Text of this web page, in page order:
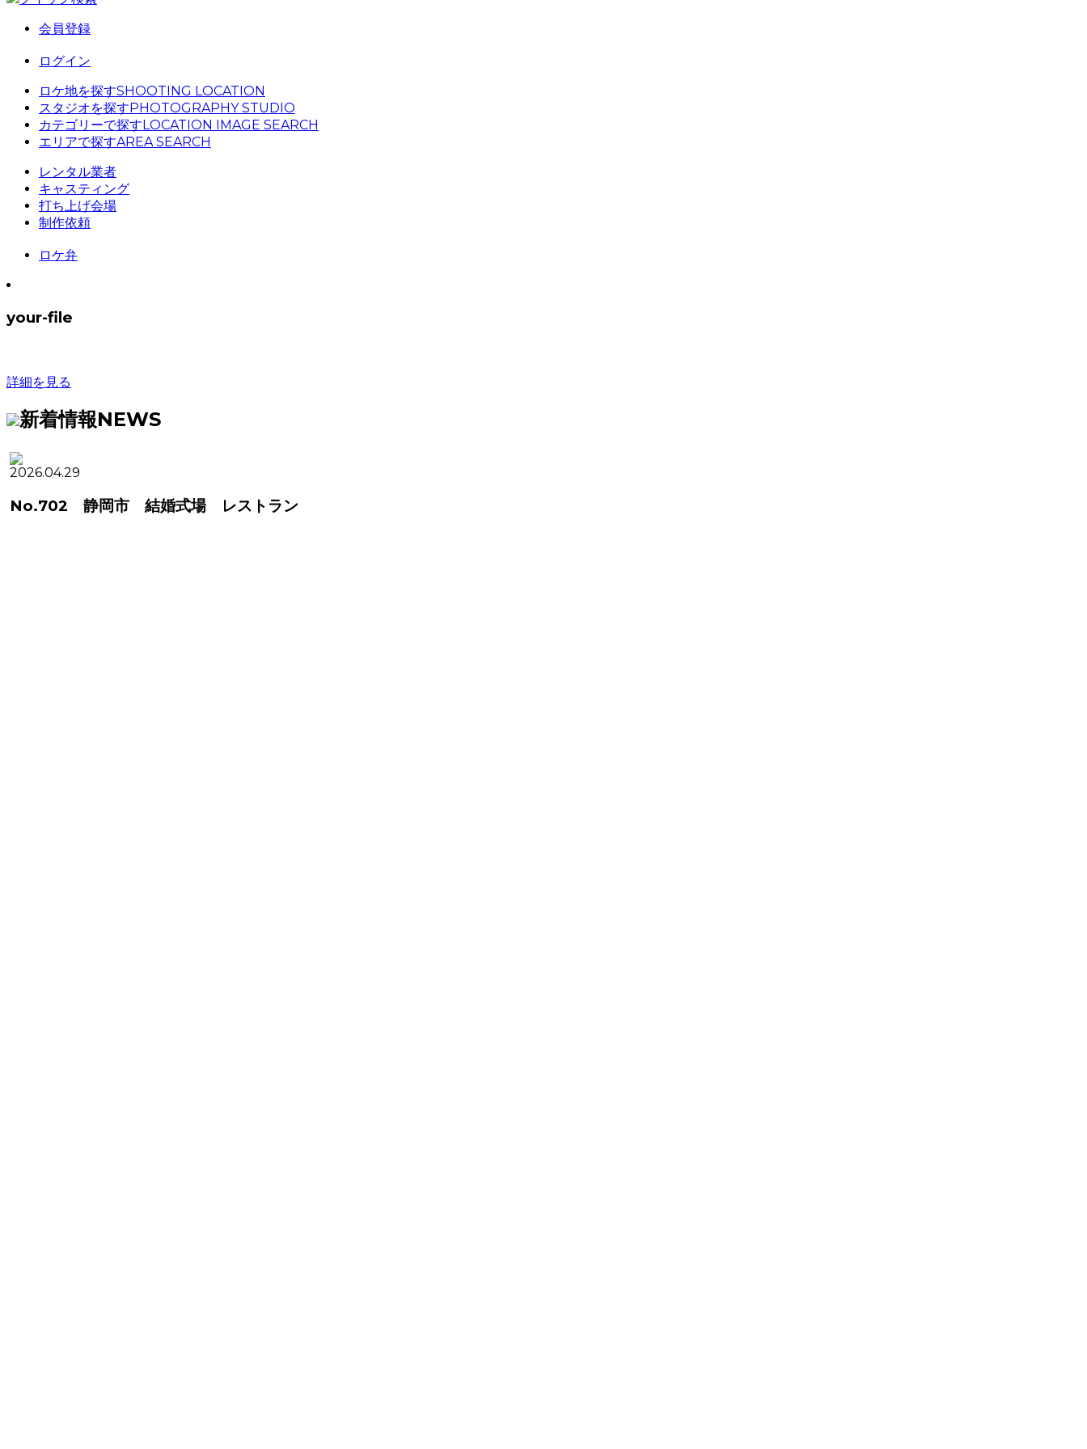
会員登録
ログイン
ロケ地を探すSHOOTING LOCATION
スタジオを探すPHOTOGRAPHY STUDIO
カテゴリーで探すLOCATION IMAGE SEARCH
エリアで探すAREA SEARCH
レンタル業者
キャスティング
打ち上げ会場
制作依頼
ロケ弁
your-file
詳細を見る
新着情報NEWS
2026.04.29
No.702 静岡市 結婚式場 レストラン